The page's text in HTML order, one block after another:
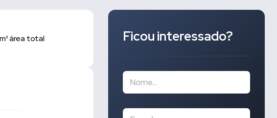
área total Ficou interessado?